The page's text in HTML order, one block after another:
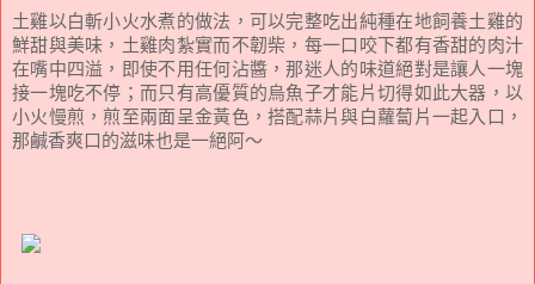
土雞以白斬小火水煮的做法，可以完整吃出純種在地飼養土雞的
鮮甜與美味，土雞肉紮實而不韌柴，每一口咬下都有香甜的肉汁
在嘴中四溢，即使不用任何沾醬，那迷人的味道絕對是讓人一塊
接一塊吃不停；而只有高優質的烏魚子才能片切得如此大器，以
小火慢煎，煎至兩面呈金黃色，搭配蒜片與白蘿蔔片一起入口，
那鹹香爽口的滋味也是一絕阿～